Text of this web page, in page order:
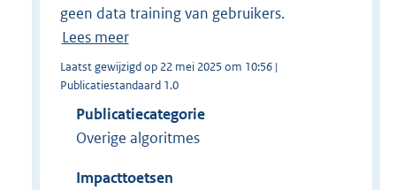
geen data training van gebruikers.
Lees meer
Laatst gewijzigd op 22 mei 2025 om 10:56 |
Publicatiestandaard 1.0
Publicatiecategorie
Overige algoritmes
Impacttoetsen